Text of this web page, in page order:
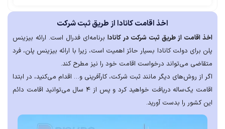
اخذ اقامت کانادا از طریق ثبت شرکت
اخذ اقامت از طریق ثبت شرکت در کانادا برنامه‌ای فدرال است. ارائه بیزینس
پلن برای دولت کانادا بسیار حائز اهمیت است، زیرا با ارائه بیزینس پلن، فرد
متقاضی می‌تواند درخواست اقامت خود را نیز مطرح کند.
اگر از روش‌های دیگر مانند ثبت شرکت، کارآفرینی و… اقدام می‌کنید، در ابتدا
اقامت یک‌ساله دریافت خواهید کرد و پس از ۴ سال می‌توانید اقامت دائم
این کشور را بدست آورید.